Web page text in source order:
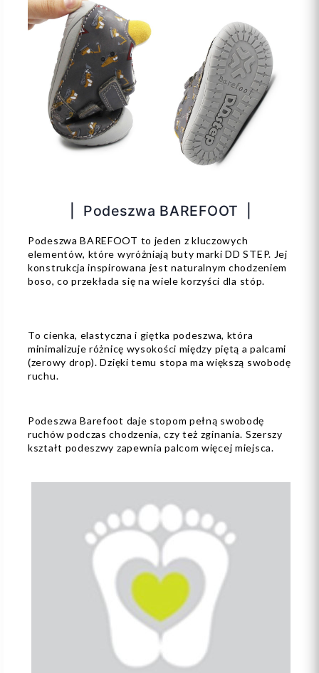
| Podeszwa BAREFOOT |
Podeszwa BAREFOOT to jeden z kluczowych
elementów, które wyróżniają buty marki DD STEP. Jej
konstrukcja inspirowana jest naturalnym chodzeniem
boso, co przekłada się na wiele korzyści dla stóp.
To cienka, elastyczna i giętka podeszwa, która
minimalizuje różnicę wysokości między piętą a palcami
(zerowy drop). Dzięki temu stopa ma większą swobodę
ruchu.
Podeszwa Barefoot daje stopom pełną swobodę
ruchów podczas chodzenia, czy też zginania. Szerszy
kształt podeszwy zapewnia palcom więcej miejsca.